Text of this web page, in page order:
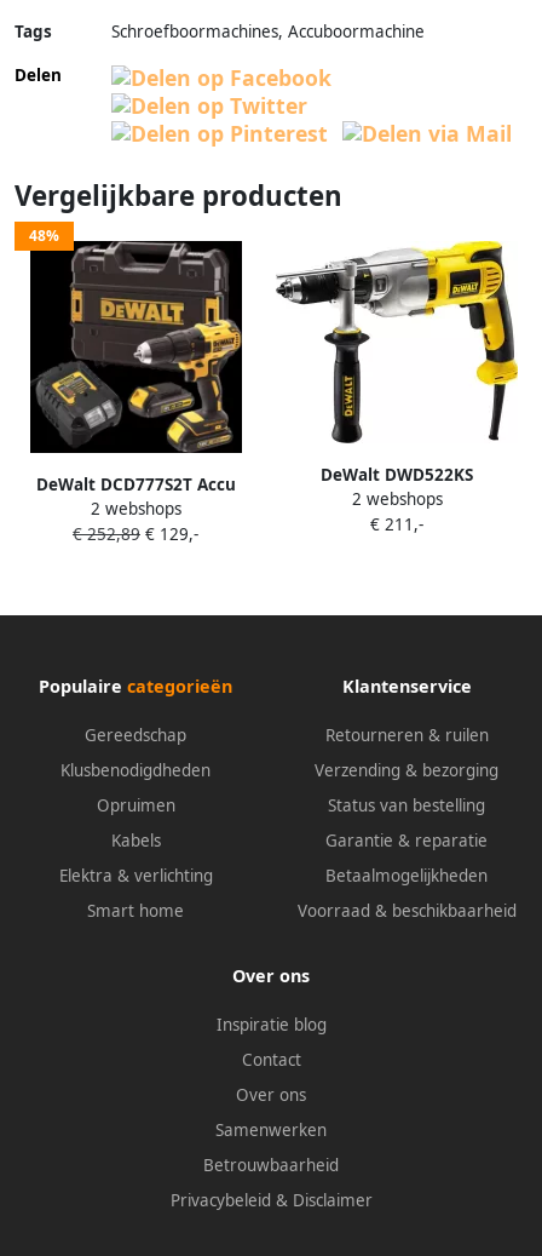
Tags
Schroefboormachines, Accuboormachine
Delen
Vergelijkbare producten
48%
DeWalt DCD777S2T Accu
schroefboor | 18v 1.5Ah Li-
ion DCD777S2T-QW
2 webshops
€ 252,89 € 129,-
DeWalt DWD522KS
Klopboormachine | 950w
DWD522KS-QS
2 webshops
€ 211,-
Populaire categorieën
Gereedschap
Klusbenodigdheden
Opruimen
Kabels
Elektra & verlichting
Smart home
Klantenservice
Retourneren & ruilen
Verzending & bezorging
Status van bestelling
Garantie & reparatie
Betaalmogelijkheden
Voorraad & beschikbaarheid
Over ons
Inspiratie blog
Contact
Over ons
Samenwerken
Betrouwbaarheid
Privacybeleid & Disclaimer